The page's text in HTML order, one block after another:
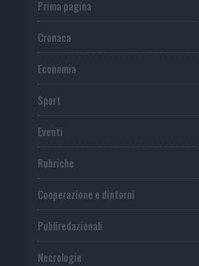
Prima pagina
Cronaca
Economia
Sport
Eventi
Rubriche
Cooperazione e dintorni
Publiredazionali
Necrologie